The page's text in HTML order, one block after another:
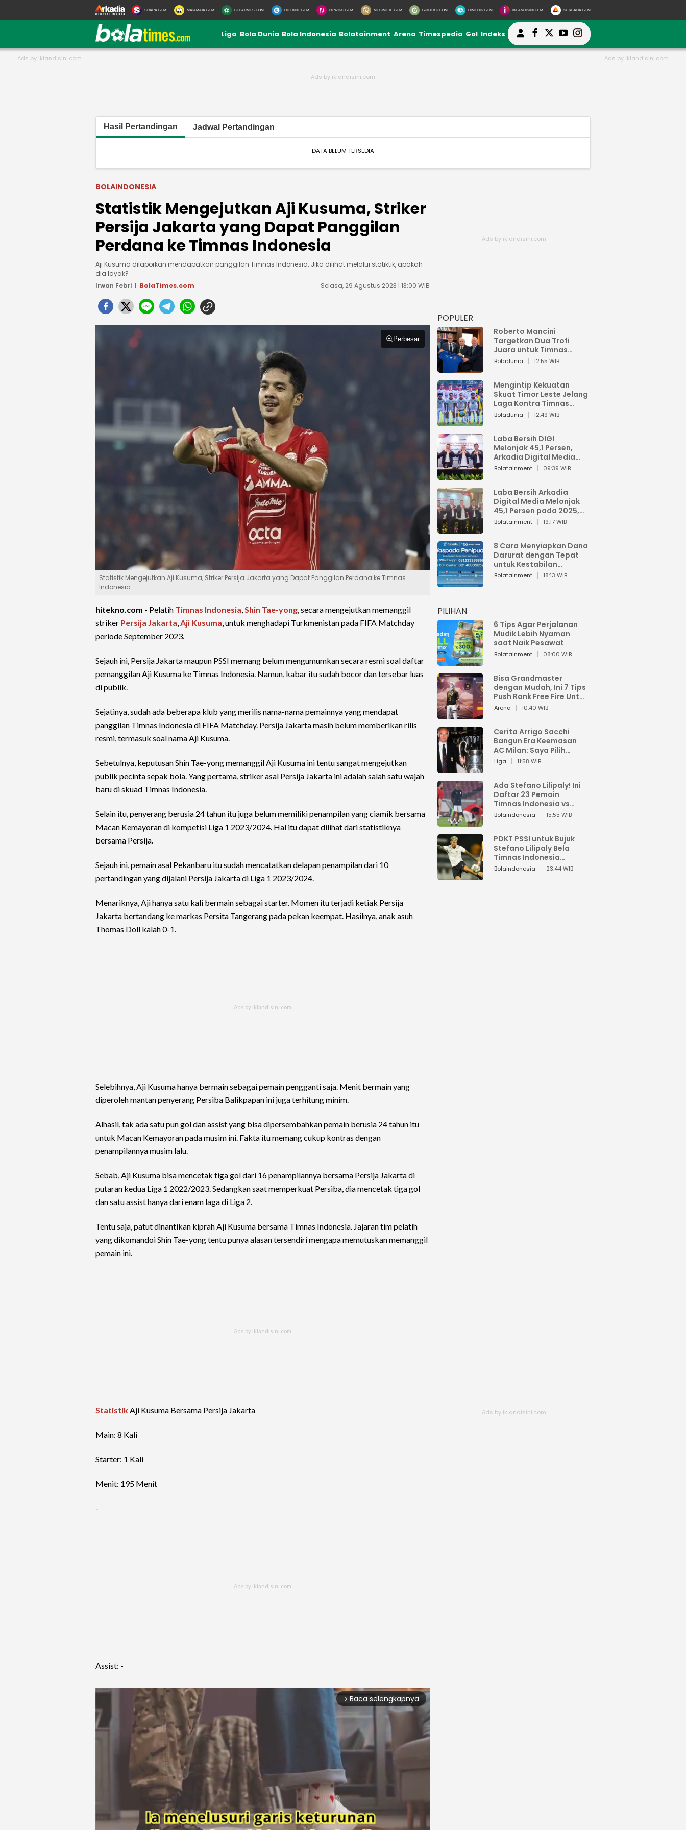
SUARA.COM MATAMATA.COM BOLATIMES.COM HITEKNO.COM DEWIKU.COM MOBIMOTO.COM GUIDEKU.COM HIMEDIK.COM IKLANDISINI.COM SERBADA.COM
Liga Bola Dunia Bola Indonesia Bolatainment Arena Timespedia Gol Indeks
Hasil Pertandingan Jadwal Pertandingan
DATA BELUM TERSEDIA
BOLAINDONESIA
Statistik Mengejutkan Aji Kusuma, Striker
Persija Jakarta yang Dapat Panggilan
Perdana ke Timnas Indonesia
Aji Kusuma dilaporkan mendapatkan panggilan Timnas Indonesia. Jika dilihat melalui statiktik, apakah
dia layak?
Irwan Febri
BolaTimes.com Selasa, 29 Agustus 2023 | 13:00 WIB
Perbesar
Statistik Mengejutkan Aji Kusuma, Striker Persija Jakarta yang Dapat Panggilan Perdana ke Timnas
Indonesia
hitekno.com - Pelatih Timnas Indonesia,Shin Tae-yong, secara mengejutkan memanggil
striker Persija Jakarta,Aji Kusuma, untuk menghadapi Turkmenistan pada FIFA Matchday
periode September 2023.
Sejauh ini, Persija Jakarta maupun PSSI memang belum mengumumkan secara resmi soal daftar
pemanggilan Aji Kusuma ke Timnas Indonesia. Namun, kabar itu sudah bocor dan tersebar luas
di publik.
Sejatinya, sudah ada beberapa klub yang merilis nama-nama pemainnya yang mendapat
panggilan Timnas Indonesia di FIFA Matchday. Persija Jakarta masih belum memberikan rilis
resmi, termasuk soal nama Aji Kusuma.
Sebetulnya, keputusan Shin Tae-yong memanggil Aji Kusuma ini tentu sangat mengejutkan
publik pecinta sepak bola. Yang pertama, striker asal Persija Jakarta ini adalah salah satu wajah
baru di skuad Timnas Indonesia.
Selain itu, penyerang berusia 24 tahun itu juga belum memiliki penampilan yang ciamik bersama
Macan Kemayoran di kompetisi Liga 1 2023/2024. Hal itu dapat dilihat dari statistiknya
bersama Persija.
Sejauh ini, pemain asal Pekanbaru itu sudah mencatatkan delapan penampilan dari 10
pertandingan yang dijalani Persija Jakarta di Liga 1 2023/2024.
Menariknya, Aji hanya satu kali bermain sebagai starter. Momen itu terjadi ketiak Persija
Jakarta bertandang ke markas Persita Tangerang pada pekan keempat. Hasilnya, anak asuh
Thomas Doll kalah 0-1.
Selebihnya, Aji Kusuma hanya bermain sebagai pemain pengganti saja. Menit bermain yang
diperoleh mantan penyerang Persiba Balikpapan ini juga terhitung minim.
Alhasil, tak ada satu pun gol dan assist yang bisa dipersembahkan pemain berusia 24 tahun itu
untuk Macan Kemayoran pada musim ini. Fakta itu memang cukup kontras dengan
penampilannya musim lalu.
Sebab, Aji Kusuma bisa mencetak tiga gol dari 16 penampilannya bersama Persija Jakarta di
putaran kedua Liga 1 2022/2023. Sedangkan saat memperkuat Persiba, dia mencetak tiga gol
dan satu assist hanya dari enam laga di Liga 2.
Tentu saja, patut dinantikan kiprah Aji Kusuma bersama Timnas Indonesia. Jajaran tim pelatih
yang dikomandoi Shin Tae-yong tentu punya alasan tersendiri mengapa memutuskan memanggil
pemain ini.
StatistikAji Kusuma Bersama Persija Jakarta
Main: 8 Kali
Starter: 1 Kali
Menit: 195 Menit
-
Assist: -
arrow_forward_ios Baca selengkapnya
POPULER
Roberto Mancini
Targetkan Dua Trofi
Juara untuk Timnas
Italia
Boladunia 12:55 WIB
Mengintip Kekuatan
Skuat Timor Leste Jelang
Laga Kontra Timnas
Indonesia di Piala AFF
Boladunia 12:49 WIB
Laba Bersih DIGI
Melonjak 45,1 Persen,
Arkadia Digital Media
Perkuat Bisnis AI dan
Bolatainment 09:39 WIB
Laba Bersih Arkadia
Digital Media Melonjak
45,1 Persen pada 2025,
Sentuh Rp1,76 Miliar
Bolatainment 19:17 WIB
8 Cara Menyiapkan Dana
Darurat dengan Tepat
untuk Kestabilan
Keuangan
Bolatainment 18:13 WIB
PILIHAN
6 Tips Agar Perjalanan
Mudik Lebih Nyaman
saat Naik Pesawat
Bolatainment 08:00 WIB
Bisa Grandmaster
dengan Mudah, Ini 7 Tips
Push Rank Free Fire Untuk
Pemula
Arena 10:40 WIB
Cerita Arrigo Sacchi
Bangun Era Keemasan
AC Milan: Saya Pilih
Pemain dari Isi Otaknya
Liga 11:58 WIB
Ada Stefano Lilipaly! Ini
Daftar 23 Pemain
Timnas Indonesia vs
China
Bolaindonesia 15:55 WIB
PDKT PSSI untuk Bujuk
Stefano Lilipaly Bela
Timnas Indonesia
Berakhir Berantakan
Bolaindonesia 23:44 WIB